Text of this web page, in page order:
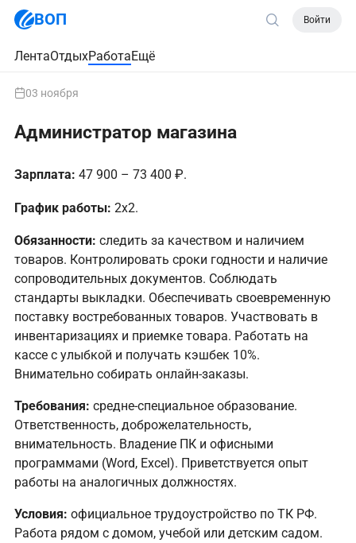
ВОП Войти
ЛентаОтдыхРаботаЕщё
03 ноября
Администратор магазина
Зарплата: 47 900 – 73 400 ₽.
График работы: 2x2.
Обязанности: следить за качеством и наличием
товаров. Контролировать сроки годности и наличие
сопроводительных документов. Соблюдать
стандарты выкладки. Обеспечивать своевременную
поставку востребованных товаров. Участвовать в
инвентаризациях и приемке товара. Работать на
кассе с улыбкой и получать кэшбек 10%.
Внимательно собирать онлайн-заказы.
Требования: средне-специальное образование.
Ответственность, доброжелательность,
внимательность. Владение ПК и офисными
программами (Word, Excel). Приветствуется опыт
работы на аналогичных должностях.
Условия: официальное трудоустройство по ТК РФ.
Работа рядом с домом, учебой или детским садом.